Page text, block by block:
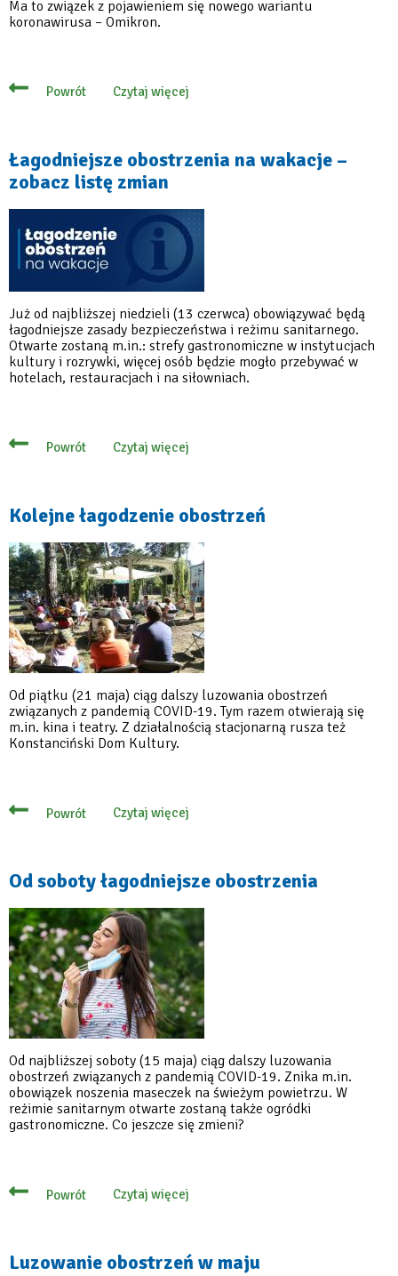
Ma to związek z pojawieniem się nowego wariantu
koronawirusa – Omikron.
Powrót Czytaj więcej
o
sanitarnych
od
1
grudnia
Łagodniejsze obostrzenia na wakacje –
zobacz listę zmian
Już od najbliższej niedzieli (13 czerwca) obowiązywać będą
łagodniejsze zasady bezpieczeństwa i reżimu sanitarnego.
Otwarte zostaną m.in.: strefy gastronomiczne w instytucjach
kultury i rozrywki, więcej osób będzie mogło przebywać w
hotelach, restauracjach i na siłowniach.
Powrót Czytaj więcej
o
wakacje
–
listę
zmian
Kolejne łagodzenie obostrzeń
Od piątku (21 maja) ciąg dalszy luzowania obostrzeń
związanych z pandemią COVID-19. Tym razem otwierają się
m.in. kina i teatry. Z działalnością stacjonarną rusza też
Konstanciński Dom Kultury.
Powrót Czytaj więcej
o
Od soboty łagodniejsze obostrzenia
Od najbliższej soboty (15 maja) ciąg dalszy luzowania
obostrzeń związanych z pandemią COVID-19. Znika m.in.
obowiązek noszenia maseczek na świeżym powietrzu. W
reżimie sanitarnym otwarte zostaną także ogródki
gastronomiczne. Co jeszcze się zmieni?
Powrót Czytaj więcej
o
obostrzenia
Luzowanie obostrzeń w maju